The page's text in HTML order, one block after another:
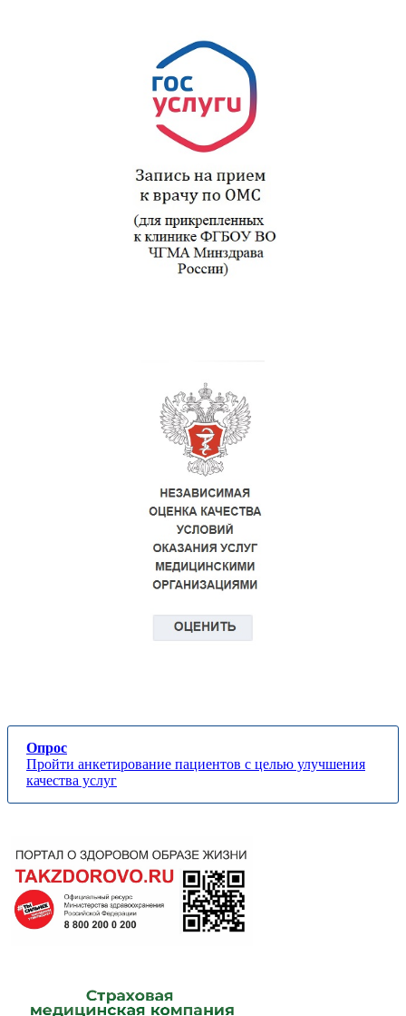
Опрос
Пройти анкетирование пациентов с целью улучшения
качества услуг